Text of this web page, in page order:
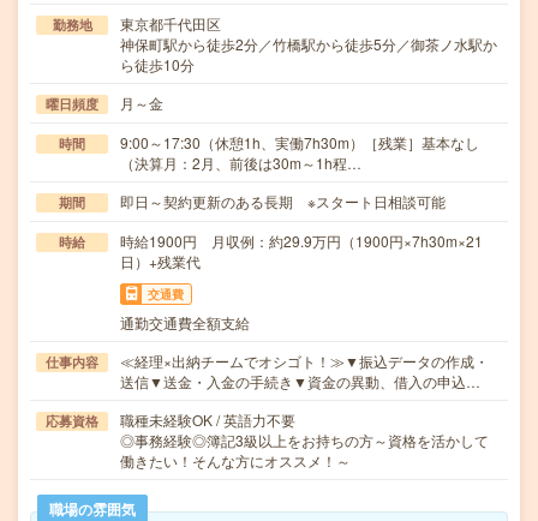
勤務地
東京都千代田区
神保町駅から徒歩2分／竹橋駅から徒歩5分／御茶ノ水駅か
ら徒歩10分
曜日頻度 月～金
時間
9:00～17:30（休憩1h、実働7h30m）［残業］基本なし
（決算月：2月、前後は30m～1h程…
期間 即日～契約更新のある長期 ※スタート日相談可能
時給
時給1900円 月収例：約29.9万円（1900円×7h30m×21
日）+残業代
交通費
通勤交通費全額支給
仕事内容
≪経理×出納チームでオシゴト！≫▼振込データの作成・
送信▼送金・入金の手続き▼資金の異動、借入の申込…
応募資格
職種未経験OK / 英語力不要
◎事務経験◎簿記3級以上をお持ちの方～資格を活かして
働きたい！そんな方にオススメ！～
職場の雰囲気